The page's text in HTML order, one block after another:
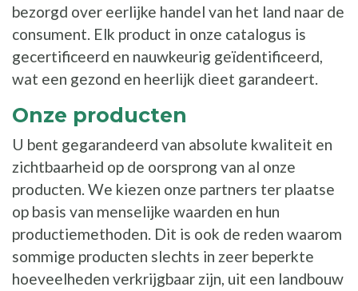
bezorgd over eerlijke handel van het land naar de
consument. Elk product in onze catalogus is
gecertificeerd en nauwkeurig geïdentificeerd,
wat een gezond en heerlijk dieet garandeert.
Onze producten
U bent gegarandeerd van absolute kwaliteit en
zichtbaarheid op de oorsprong van al onze
producten. We kiezen onze partners ter plaatse
op basis van menselijke waarden en hun
productiemethoden. Dit is ook de reden waarom
sommige producten slechts in zeer beperkte
hoeveelheden verkrijgbaar zijn, uit een landbouw